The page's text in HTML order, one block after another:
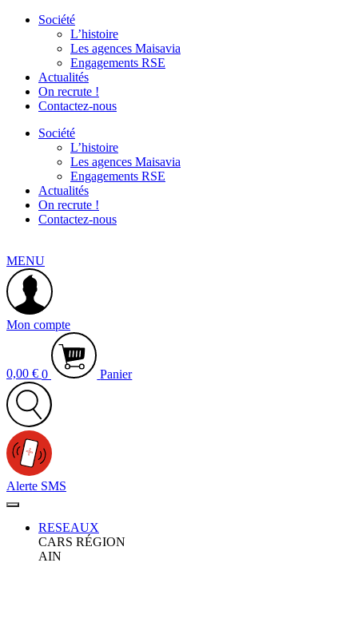
Société
L’histoire
Les agences Maisavia
Engagements RSE
Actualités
On recrute !
Contactez-nous
Société
L’histoire
Les agences Maisavia
Engagements RSE
Actualités
On recrute !
Contactez-nous
MENU
Mon compte
0,00 € 0 Panier
Alerte SMS
RESEAUX
CARS RÉGION
AIN